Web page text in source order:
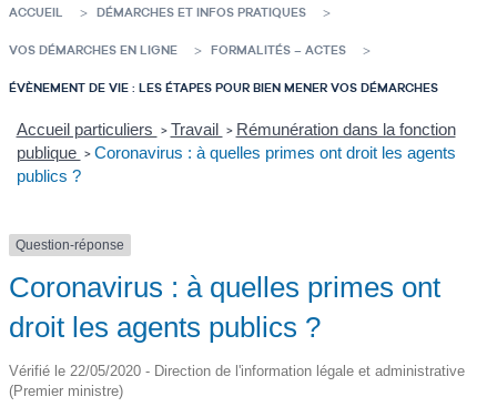
ACCUEIL DÉMARCHES ET INFOS PRATIQUES
VOS DÉMARCHES EN LIGNE FORMALITÉS – ACTES
ÉVÈNEMENT DE VIE : LES ÉTAPES POUR BIEN MENER VOS DÉMARCHES
Accueil particuliers > Travail > Rémunération dans la fonction
publique > Coronavirus : à quelles primes ont droit les agents
publics ?
Question-réponse
Coronavirus : à quelles primes ont
droit les agents publics ?
Vérifié le 22/05/2020 - Direction de l'information légale et administrative
(Premier ministre)